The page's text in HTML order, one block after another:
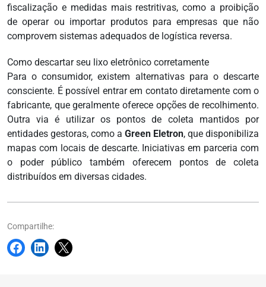
fiscalização e medidas mais restritivas, como a proibição
de operar ou importar produtos para empresas que não
comprovem sistemas adequados de logística reversa.
Como descartar seu lixo eletrônico corretamente
Para o consumidor, existem alternativas para o descarte
consciente. É possível entrar em contato diretamente com o
fabricante, que geralmente oferece opções de recolhimento.
Outra via é utilizar os pontos de coleta mantidos por
entidades gestoras, como a Green Eletron, que disponibiliza
mapas com locais de descarte. Iniciativas em parceria com
o poder público também oferecem pontos de coleta
distribuídos em diversas cidades.
Compartilhe: